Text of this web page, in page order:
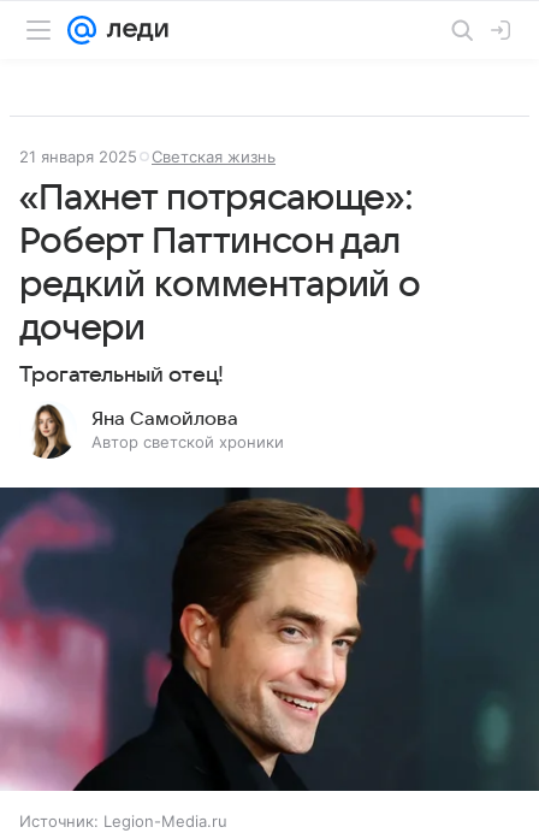
21 января 2025 Светская жизнь
«Пахнет потрясающе»:
Роберт Паттинсон дал
редкий комментарий о
дочери
Трогательный отец!
Яна Самойлова
Автор светской хроники
Источник: Legion-Media.ru